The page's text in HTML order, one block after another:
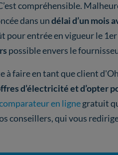
compréhensible.
dans undélai d’un mois
pour entrée en vigueur le
possible envers le
à faire en tant que client
d’électricité et d’opter
en lignegratuit
conseillers, qui vous